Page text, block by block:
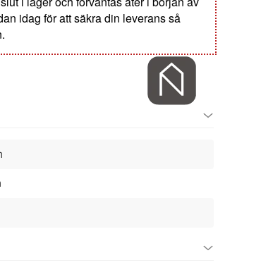
idag för att säkra din leverans så